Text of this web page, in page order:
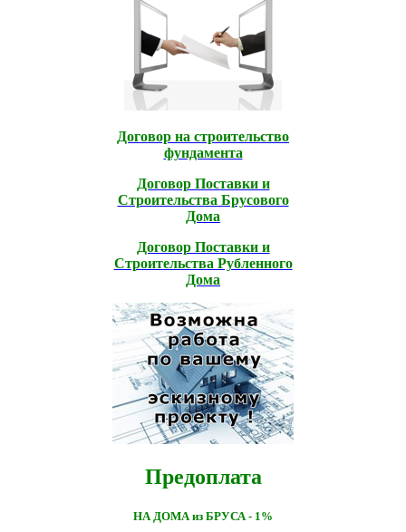
Договор на строительство
фундамента
Договор Поставки и
Строительcтва Брусового
Дома
Договор Поставки и
Строительcтва Рубленного
Дома
Предоплата
НА ДОМА из БРУСА - 1%